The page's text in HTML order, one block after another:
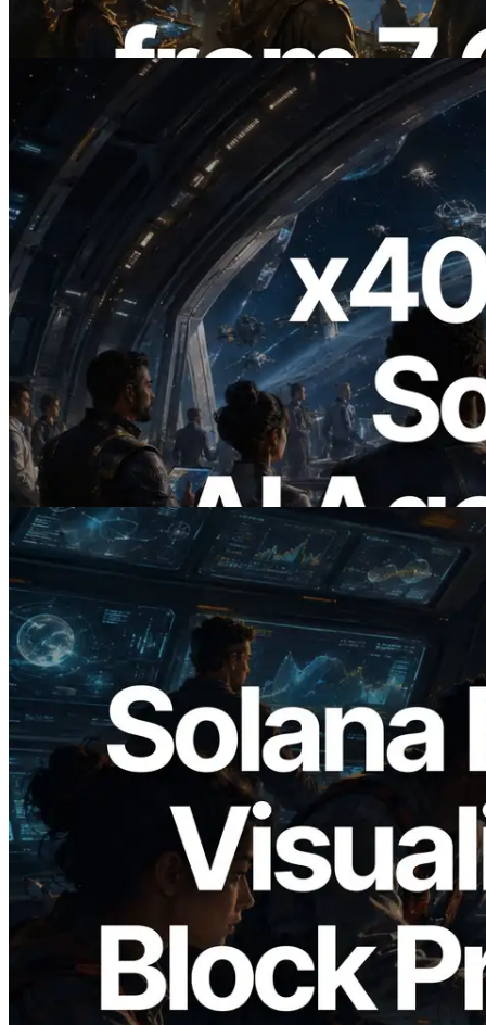
Bu makaleyi oku
2026.07.04
ERPC x402 destekli Solana RPC'yi
yayınladı — AI agent'ların ihtiyaç
duydukları API'ler için anında ödeme
yaptığı dönem
Bu makaleyi oku
2026.05.24
Validators Solutions, Solana Block
Analyzer'ı Yayınladı — Slot Başına Blok
Üretim Süresi ve Görevli Doğrulayıcı
Görselleştirmesi
Bu makaleyi oku
Daha fazla yükle